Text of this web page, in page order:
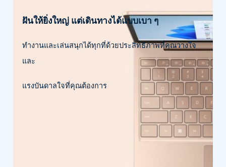
ฝันให้ยิ่งใหญ่ แต่เดินทางได้แบบเบา ๆ
ทำงานและเล่นสนุกได้ทุกที่ด้วยประสิทธิภาพที่คุณวางใจ
และ
แรงบันดาลใจที่คุณต้องการ